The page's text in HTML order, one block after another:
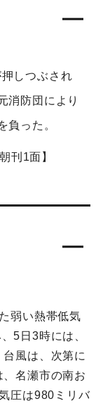
しつぶされ
消防団により
負った。
刊1面】
弱い熱帯低気
5日3時には、
風は、次第に
名瀬市の南お
圧は980ミリバ